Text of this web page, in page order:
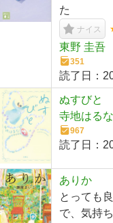
た
ナイス
東野 圭吾
351
読了日：
ぬすびと
寺地はるな
967
読了日：
ありか
とっても
で、気持